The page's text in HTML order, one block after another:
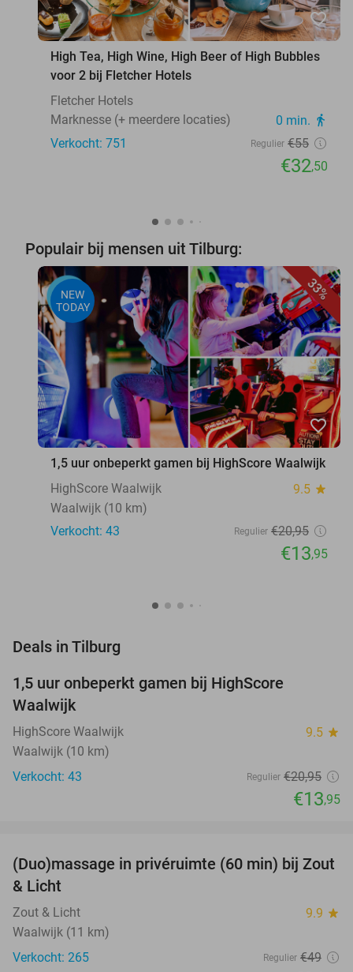
favorite_border
High Tea, High Wine, High Beer of High Bubbles
voor 2 bij Fletcher Hotels
Fletcher Hotels
Marknesse (+ meerdere locaties)
0 min. directions_walk
Verkocht: 751 Regulier €55
€32,50
Populair bij mensen uit Tilburg:
33%
NEW
TODAY
favorite_border
1,5 uur onbeperkt gamen bij HighScore Waalwijk
HighScore Waalwijk
9.5 star
Waalwijk (10 km)
Verkocht: 43
Regulier €20,95
€13,95
Deals in Tilburg
TODAY
1,5 uur onbeperkt gamen bij HighScore
Waalwijk
HighScore Waalwijk 9.5 star
Waalwijk (10 km)
Verkocht: 43
Regulier €20,95
€13,95
49%
(Duo)massage in privéruimte (60 min) bij Zout
& Licht
Zout & Licht 9.9 star
Waalwijk (11 km)
Verkocht: 265
Regulier €49